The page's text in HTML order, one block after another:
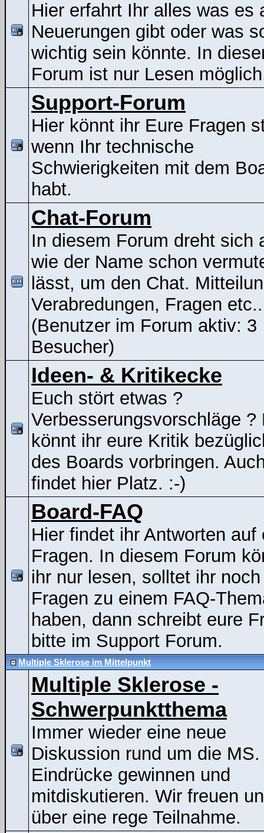
Hier erfahrt Ihr alles was es
Neuerungen gibt oder was
wichtig sein könnte. In
Forum ist nur Lesen
Support-Forum
Hier könnt ihr Eure Fragen
wenn Ihr technische
Schwierigkeiten mit dem
habt.
Chat-Forum
In diesem Forum dreht sich
wie der Name schon
lässt, um den Chat.
Verabredungen, Fragen etc..
(Benutzer im Forum aktiv: 3
Besucher)
Ideen- & Kritikecke
Euch stört etwas ?
Verbesserungsvorschläge ?
könnt ihr eure Kritik
des Boards vorbringen.
findet hier Platz. :-)
Board-FAQ
Hier findet ihr Antworten auf
Fragen. In diesem Forum
ihr nur lesen, solltet ihr noch
Fragen zu einem FAQ-
haben, dann schreibt eure
bitte im Support Forum.
Multiple Sklerose im Mittelpunkt
Multiple Sklerose -
Schwerpunktthema
Immer wieder eine neue
Diskussion rund um die MS.
Eindrücke gewinnen und
mitdiskutieren. Wir freuen
über eine rege Teilnahme.